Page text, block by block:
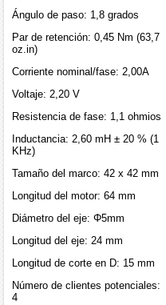
Ángulo de paso: 1,8 grados
Par de retención: 0,45 Nm (63,7
oz.in)
Corriente nominal/fase: 2,00A
Voltaje: 2,20 V
Resistencia de fase: 1,1 ohmios
Inductancia: 2,60 mH ± 20 % (1
KHz)
Tamaño del marco: 42 x 42 mm
Longitud del motor: 64 mm
Diámetro del eje: Φ5mm
Longitud del eje: 24 mm
Longitud de corte en D: 15 mm
Número de clientes potenciales:
4